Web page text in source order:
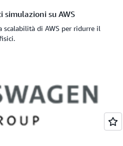
su AWS
scalabilità di AWS per ridurre il